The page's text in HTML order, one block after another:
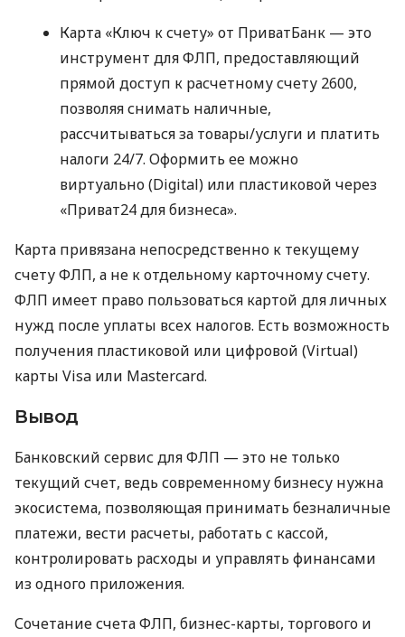
Карта «Ключ к счету» от ПриватБанк — это
инструмент для ФЛП, предоставляющий
прямой доступ к расчетному счету 2600,
позволяя снимать наличные,
рассчитываться за товары/услуги и платить
налоги 24/7. Оформить ее можно
виртуально (Digital) или пластиковой через
«Приват24 для бизнеса».
Карта привязана непосредственно к текущему
счету ФЛП, а не к отдельному карточному счету.
ФЛП имеет право пользоваться картой для личных
нужд после уплаты всех налогов. Есть возможность
получения пластиковой или цифровой (Virtual)
карты Visa или Mastercard.
Вывод
Банковский сервис для ФЛП — это не только
текущий счет, ведь современному бизнесу нужна
экосистема, позволяющая принимать безналичные
платежи, вести расчеты, работать с кассой,
контролировать расходы и управлять финансами
из одного приложения.
Сочетание счета ФЛП, бизнес-карты, торгового и